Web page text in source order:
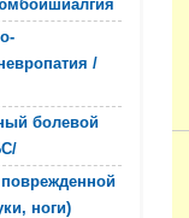
/
болевой
ноги)